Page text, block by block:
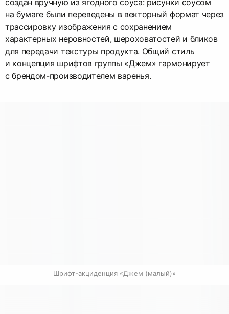
создан вручную из ягодного соуса: рисунки соусом
на бумаге были переведены в векторный формат через
трассировку изображения с сохранением
характерных неровностей, шероховатостей и бликов
для передачи текстуры продукта. Общий стиль
и концепция шрифтов группы «Джем» гармонирует
с брендом-производителем варенья.
Шрифт-акциденция «Джем (малый)»